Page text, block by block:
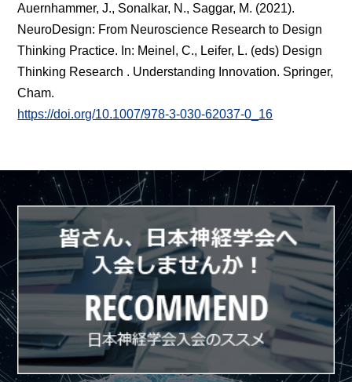
Auernhammer, J., Sonalkar, N., Saggar, M. (2021).
NeuroDesign: From Neuroscience Research to Design
Thinking Practice. In: Meinel, C., Leifer, L. (eds) Design
Thinking Research . Understanding Innovation. Springer,
Cham.
https://doi.org/10.1007/978-3-030-62037-0_16